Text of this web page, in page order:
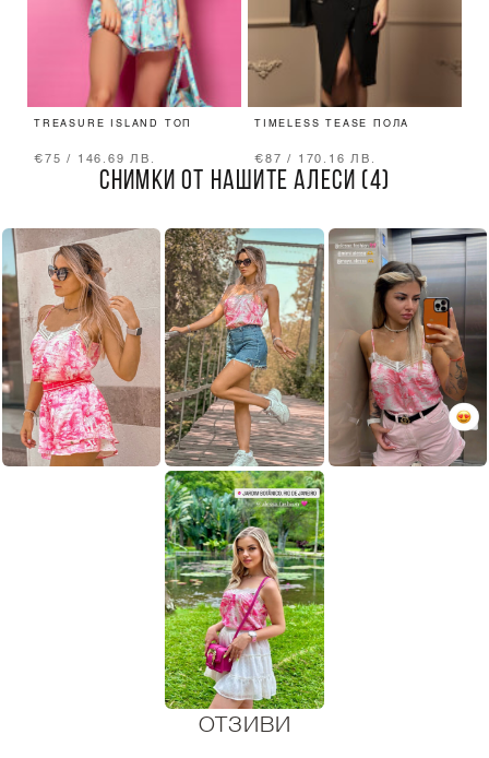
TREASURE ISLAND ТОП
€75 / 146.69 ЛВ.
TIMELESS TEASE ПОЛА
€87 / 170.16 ЛВ.
СНИМКИ ОТ НАШИТЕ АЛЕСИ (4)
ОТЗИВИ